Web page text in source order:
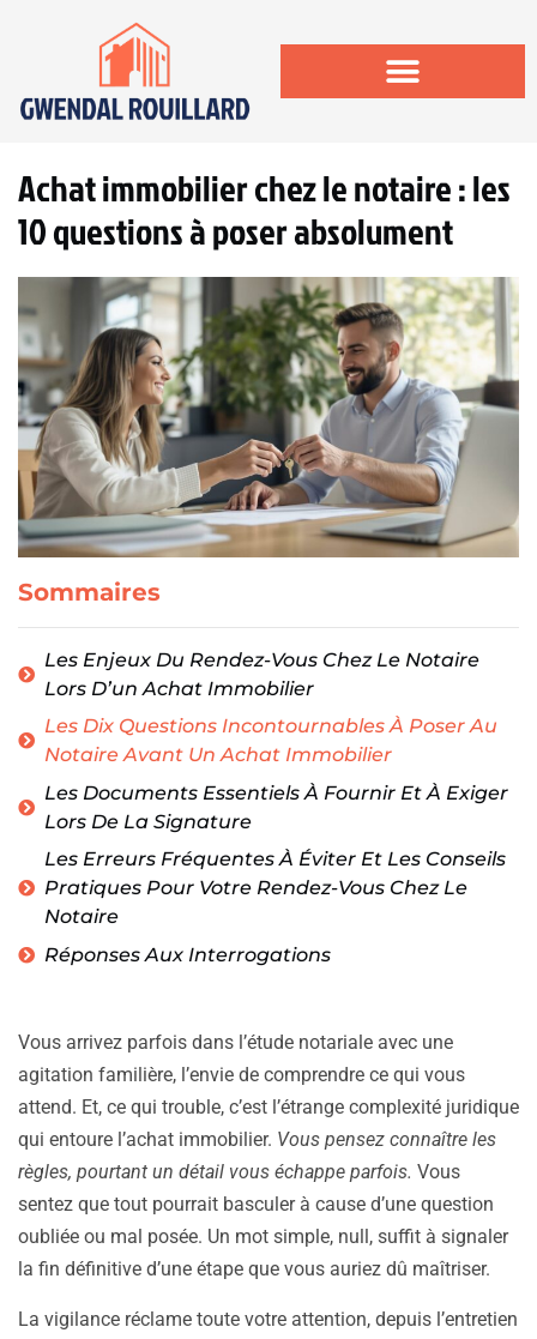
Achat immobilier chez le notaire : les
10 questions à poser absolument
Sommaires
Les Enjeux Du Rendez-Vous Chez Le Notaire
Lors D’un Achat Immobilier
Les Dix Questions Incontournables À Poser Au
Notaire Avant Un Achat Immobilier
Les Documents Essentiels À Fournir Et À Exiger
Lors De La Signature
Les Erreurs Fréquentes À Éviter Et Les Conseils
Pratiques Pour Votre Rendez-Vous Chez Le
Notaire
Réponses Aux Interrogations
Vous arrivez parfois dans l’étude notariale avec une
agitation familière, l’envie de comprendre ce qui vous
attend. Et, ce qui trouble, c’est l’étrange complexité juridique
qui entoure l’achat immobilier. Vous pensez connaître les
règles, pourtant un détail vous échappe parfois. Vous
sentez que tout pourrait basculer à cause d’une question
oubliée ou mal posée. Un mot simple, null, suffit à signaler
la fin définitive d’une étape que vous auriez dû maîtriser.
La vigilance réclame toute votre attention, depuis l’entretien